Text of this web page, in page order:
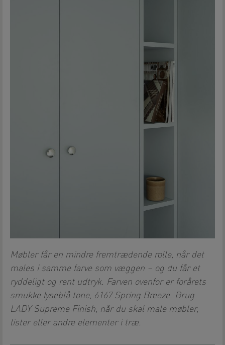
Møbler får en mindre fremtrædende rolle, når det
males i samme farve som væggen – og du får et
ryddeligt og rent udtryk. Farven ovenfor er forårets
smukke lyseblå tone, 6167 Spring Breeze. Brug
LADY Supreme Finish, når du skal male møbler,
lister eller andre elementer i træ.